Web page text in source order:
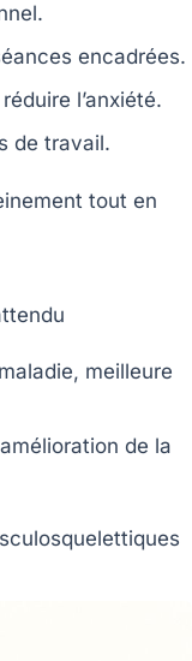
encadrées.
l’anxiété.
de travail.
tout en
meilleure
de la